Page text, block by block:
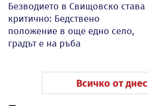
Безводието в Свищовско става
критично: Бедствено
положение в още едно село,
градът е на ръба
Всичко от днес